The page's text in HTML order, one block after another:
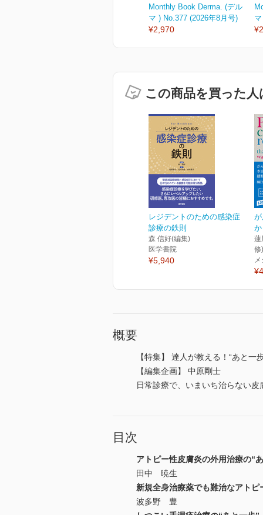
Monthly Book Derma. (デル
マ ) No.377 (2026年8月号)
¥2,970
この商品を買った
レジデントのための感染症
診療の鉄則
森 信好(編集)
医学書院
¥5,940
蓮
修)
概要
【特集】 達人が教える！“あと
【編集企画】 中原剛士
日常診療で、いまいち治らない
目次
アトピー性皮膚炎の外用治療の“
田中 暁生
新規全身治療薬でも難治なアトピ
波多野 豊